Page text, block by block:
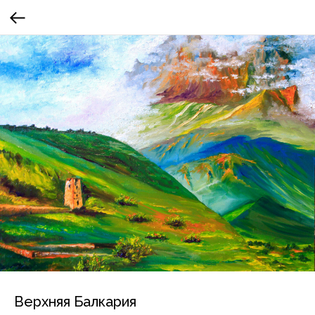
Верхняя Балкария